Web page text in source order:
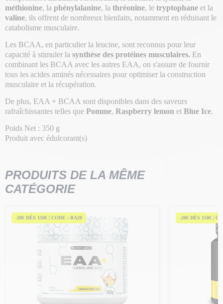
méthionine, la phénylalanine, la thréonine, le tryptophane et la
valine, ils offrent de nombreux bienfaits, notamment en réduisant le
catabolisme musculaire.
Les BCAA, en particulier la leucine, sont reconnus pour leur
capacité à stimuler la synthèse des protéines musculaires. En
combinant les BCAA avec les autres EAA, on s'assure de fournir
tous les acides aminés nécessaires pour optimiser la construction
musculaire et la récupération.
De plus, EAA + BCAA sont disponibles dans des saveurs
rafraîchissantes telles que Pomme, Raspberry lemon et Blue Ice.
Poids Net : 350 g
Produit avec édulcorant(s)
PRODUITS DE LA MÊME
CATÉGORIE
-20€ DÈS 150€ | CODE : BA20 -20€ DÈS 150€ |